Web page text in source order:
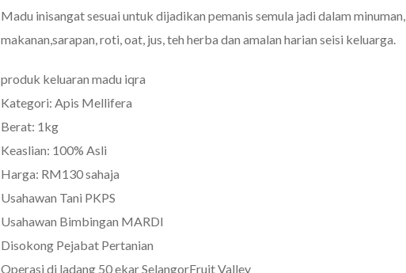
Madu inisangat sesuai untuk dijadikan pemanis semula jadi dalam minuman,
makanan,sarapan, roti, oat, jus, teh herba dan amalan harian seisi keluarga.
produk keluaran madu iqra
Kategori: Apis Mellifera
Berat: 1kg
Keaslian: 100% Asli
Harga: RM130 sahaja
Usahawan Tani PKPS
Usahawan Bimbingan MARDI
Disokong Pejabat Pertanian
Operasi di ladang 50 ekar SelangorFruit Valley